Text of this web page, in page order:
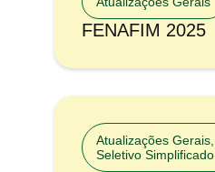
FENAFIM 2025
Atualizações Gerais
Seletivo Simplificado